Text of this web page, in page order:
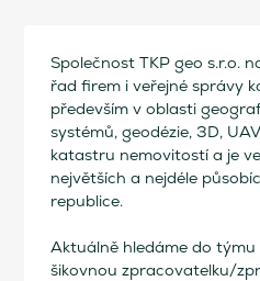
Společnost TKP geo s.r.o.
řad firem i veřejné správy
především v oblasti
systémů, geodézie, 3D,
katastru nemovitostí a je
největších a nejdéle
republice.
Aktuálně hledáme do týmu
šikovnou zpracovatelku/